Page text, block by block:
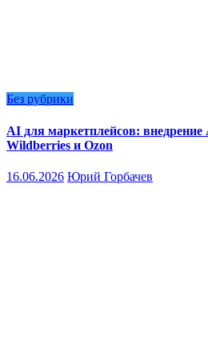
Без рубрики
AI для маркетплейсов: внедрение
Wildberries и Ozon
16.06.2026 Юрий Горбачев